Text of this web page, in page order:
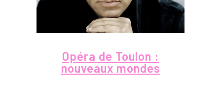
Opéra de Toulon :
nouveaux mondes